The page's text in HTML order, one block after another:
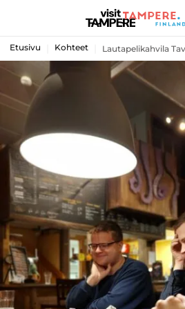
Etusivu Kohteet Lautapelikahvila